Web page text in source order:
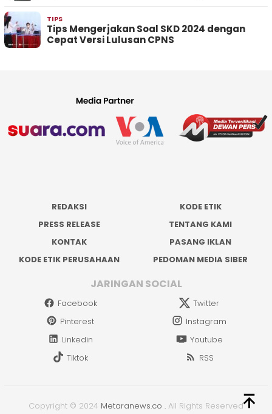
TIPS
Tips Mengerjakan Soal SKD 2024 dengan
Cepat Versi Lulusan CPNS
REDAKSI
KODE ETIK
PRESS RELEASE
TENTANG KAMI
KONTAK
PASANG IKLAN
KODE ETIK PERUSAHAAN
PEDOMAN MEDIA SIBER
JARINGAN SOCIAL
Facebook
Twitter
Pinterest
Instagram
Linkedin
Youtube
Tiktok
RSS
Copyright © 2024 Metaranews.co . All Rights Reserved